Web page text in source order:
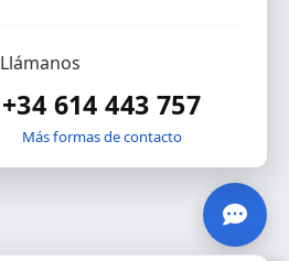
Llámanos
+34 614 443 757
Más formas de contacto